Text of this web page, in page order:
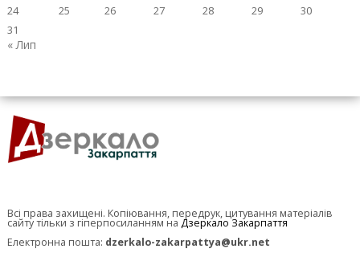
24
25 26 27 28 29
30
31
« Лип
Всі права захищені. Копіювання, передрук, цитування матеріалів
сайту тільки з гіперпосиланням на Дзеркало Закарпаття
Електронна пошта: dzerkalo-zakarpattya@ukr.net